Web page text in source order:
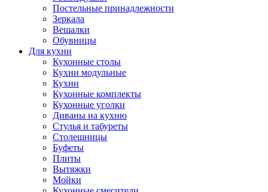
Постельные принадлежности
Зеркала
Вешалки
Обувницы
Для кухни
Кухонные столы
Кухни модульные
Кухни
Кухонные комплекты
Кухонные уголки
Диваны на кухню
Стулья и табуреты
Столешницы
Буфеты
Плиты
Вытяжки
Мойки